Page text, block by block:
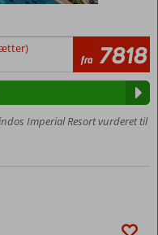
fra 7818
Imperial Resort vurderet til